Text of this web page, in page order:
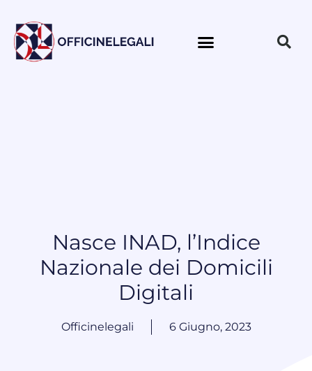
Nasce INAD, l’Indice
Nazionale dei Domicili
Digitali
Officinelegali 6 Giugno, 2023